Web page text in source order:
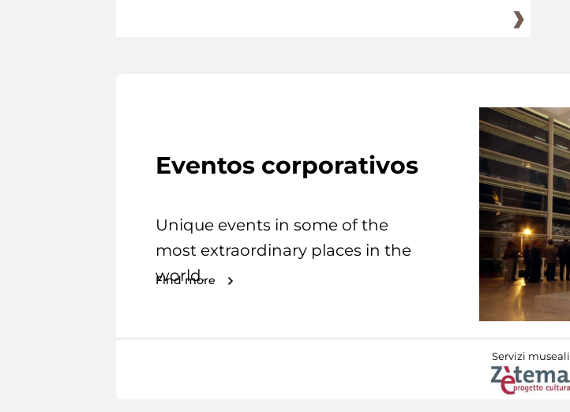
Eventos corporativos
Unique events in some of the
most extraordinary places in the
world.
Find more
Servizi museali